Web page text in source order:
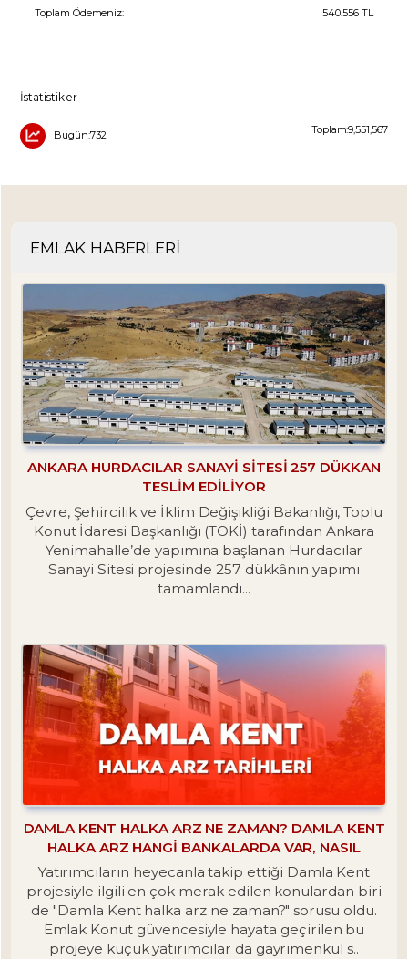
Toplam Ödemeniz: 540.556 TL
İstatistikler
Bugün:732 Toplam:9,551,567
EMLAK HABERLERİ
ANKARA HURDACILAR SANAYI SITESI 257 DÜKKAN
TESLIM EDILIYOR
Çevre, Şehircilik ve İklim Değişikliği Bakanlığı, Toplu
Konut İdaresi Başkanlığı (TOKİ) tarafından Ankara
Yenimahalle’de yapımına başlanan Hurdacılar
Sanayi Sitesi projesinde 257 dükkânın yapımı
tamamlandı...
DAMLA KENT HALKA ARZ NE ZAMAN? DAMLA KENT
HALKA ARZ HANGI BANKALARDA VAR, NASIL
ALINIR?
Yatırımcıların heyecanla takip ettiği Damla Kent
projesiyle ilgili en çok merak edilen konulardan biri
de "Damla Kent halka arz ne zaman?" sorusu oldu.
Emlak Konut güvencesiyle hayata geçirilen bu
projeye küçük yatırımcılar da gayrimenkul s..